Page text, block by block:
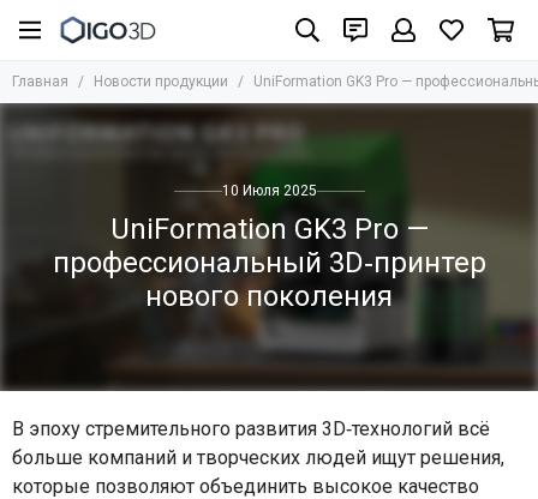
Главная Новости продукции UniFormation GK3 Pro —
10 Июля 2025
UniFormation GK3 Pro —
профессиональный 3D‑принтер
нового поколения
В эпоху стремительного развития 3D‑технологий всё
больше компаний и творческих людей ищут решения,
которые позволяют объединить высокое качество